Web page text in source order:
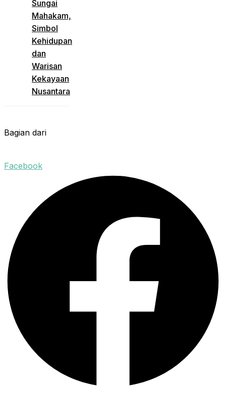
Sungai
Mahakam,
Simbol
Kehidupan
dan
Warisan
Kekayaan
Nusantara
Bagian dari
Facebook